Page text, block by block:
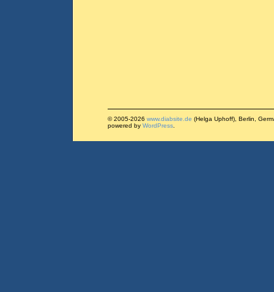
© 2005-2026 www.diabsite.de (Helga Uphoff), Berlin,
powered by WordPress.